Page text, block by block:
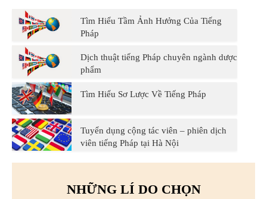
Tìm Hiểu Tầm Ảnh Hưởng Của Tiếng
Pháp
Dịch thuật tiếng Pháp chuyên ngành dược
phẩm
Tìm Hiểu Sơ Lược Về Tiếng Pháp
Tuyển dụng cộng tác viên – phiên dịch
viên tiếng Pháp tại Hà Nội
NHỮNG LÍ DO CHỌN